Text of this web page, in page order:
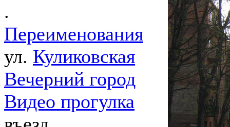
.
Переименования
ул. Куликовская
Вечерний город
Видео прогулка